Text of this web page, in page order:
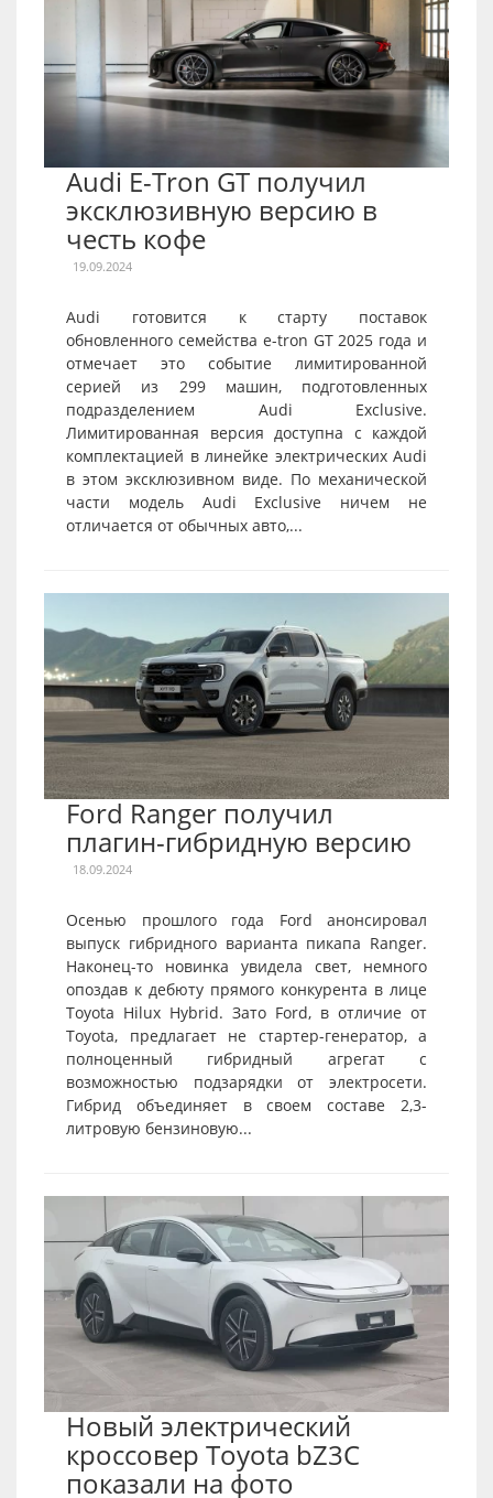
Audi E-Tron GT получил
эксклюзивную версию в
честь кофе
19.09.2024
Audi готовится к старту поставок
обновленного семейства e-tron GT 2025 года и
отмечает это событие лимитированной
серией из 299 машин, подготовленных
подразделением Audi Exclusive.
Лимитированная версия доступна с каждой
комплектацией в линейке электрических Audi
в этом эксклюзивном виде. По механической
части модель Audi Exclusive ничем не
отличается от обычных авто,...
Ford Ranger получил
плагин-гибридную версию
18.09.2024
Осенью прошлого года Ford анонсировал
выпуск гибридного варианта пикапа Ranger.
Наконец-то новинка увидела свет, немного
опоздав к дебюту прямого конкурента в лице
Toyota Hilux Hybrid. Зато Ford, в отличие от
Toyota, предлагает не стартер-генератор, а
полноценный гибридный агрегат с
возможностью подзарядки от электросети.
Гибрид объединяет в своем составе 2,3-
литровую бензиновую...
Новый электрический
кроссовер Toyota bZ3C
показали на фото